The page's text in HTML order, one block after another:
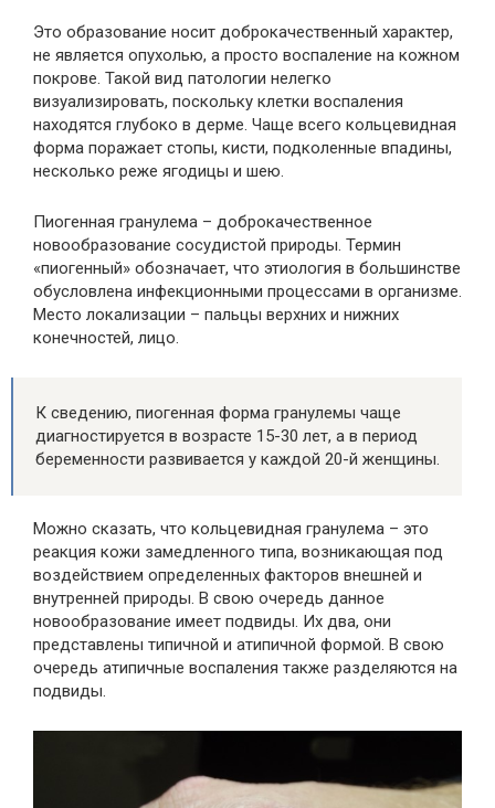
Это образование носит доброкачественный характер,
не является опухолью, а просто воспаление на кожном
покрове. Такой вид патологии нелегко
визуализировать, поскольку клетки воспаления
находятся глубоко в дерме. Чаще всего кольцевидная
форма поражает стопы, кисти, подколенные впадины,
несколько реже ягодицы и шею.
Пиогенная гранулема – доброкачественное
новообразование сосудистой природы. Термин
«пиогенный» обозначает, что этиология в большинстве
обусловлена инфекционными процессами в организме.
Место локализации – пальцы верхних и нижних
конечностей, лицо.
К сведению, пиогенная форма гранулемы чаще
диагностируется в возрасте 15-30 лет, а в период
беременности развивается у каждой 20-й женщины.
Можно сказать, что кольцевидная гранулема – это
реакция кожи замедленного типа, возникающая под
воздействием определенных факторов внешней и
внутренней природы. В свою очередь данное
новообразование имеет подвиды. Их два, они
представлены типичной и атипичной формой. В свою
очередь атипичные воспаления также разделяются на
подвиды.